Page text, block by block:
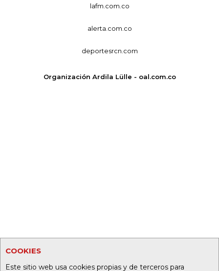
COOKIES
Este sitio web usa cookies propias y de terceros para
lafm.com.co
alerta.com.co
deportesrcn.com
Organización Ardila Lülle - oal.com.co